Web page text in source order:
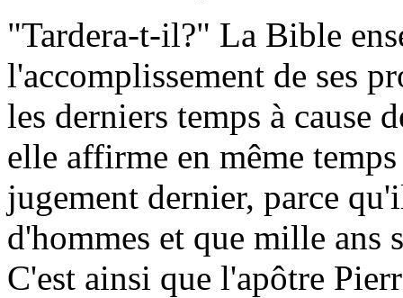
"Tardera-t-il?" La Bible
l'accomplissement de ses
les derniers temps à cause
elle affirme en même
jugement dernier, parce
d'hommes et que mille ans
C'est ainsi que l'apôtre